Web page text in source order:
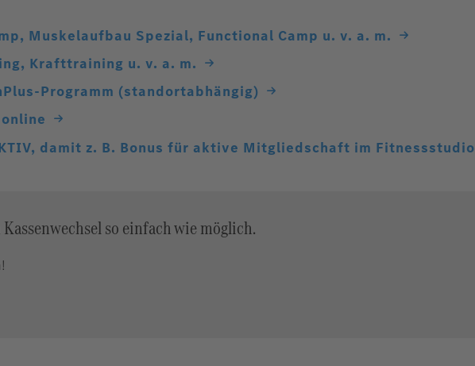
Muskelaufbau Spezial, Functional Camp u. v. a. m.
Krafttraining u. v. a. m.
Programm (standortabhängig)
damit z. B. Bonus für aktive Mitgliedschaft im Fitnessstudio
so einfach wie möglich.